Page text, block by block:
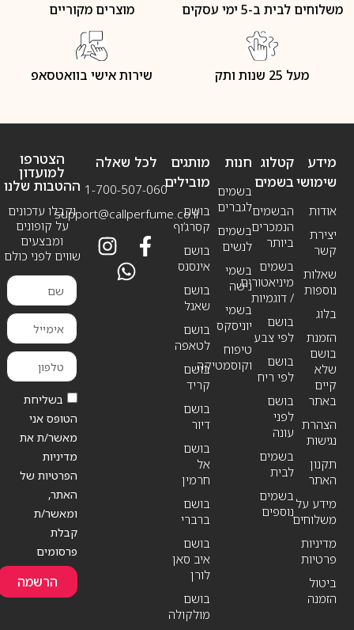
משלוחים לבית ב-5 ימי עסקים מוצרים מקוריים
מעל 25 שנות ותק שירות אישי בוואטסאפ
מידע
שימושי
אודות
יצירת
קשר
שאלות
נוספות
בלוג
הזמנת
בושם
שלא
קיים
באתר
הצהרת
נגישות
תקנון
האתר
מידע על
משלוחים
מדיניות
פרטיות
ביטול
הזמנה
חנות
בשמים
לגברים
בשמים
לנשים
בשמי
נישה
בשמי
יוניסקס
טיפוח
וקוסמטיקה
קטלוג
בשמים
הבשמים
הנמכרים
ביותר
בשמים
מיניאטורים
/ דוגמיות
בושם
לפי צבע
בושם
לפי ריח
בושם
לפני
עונה
בשמים
לבית
בשמים
נוספים
מותגים
מובילים
בושם
קסרג’וף
בושם
אינסנס
בושם
שאנל
בושם
לטאפה
בושם
קריד
בושם
דיור
בושם
אל
חרמין
בושם
ברברי
בושם
איב סאן
לורן
בושם
מולקולה
לכל שאלה
1-700-507-060
support@callperfume.co.il
הצטרפו
למועדון
ההטבות שלנו
וקבלו עדכונים
על קופונים
ומבצעים
שווים לפני כולם
בשליחת
הטופס אני
מאשר/ת את
מדיניות
הפרטיות של
האתר,
ומאשר/ת
קבלת
פרסומים
הרשמה